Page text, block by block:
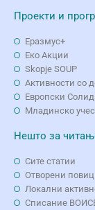
Проекти и
Еразмус+
Еко Aкции
Skopje SOUP
Активности со
Европски
Младинско
Нешто за
Сите статии
Отворени
Локални
Списание